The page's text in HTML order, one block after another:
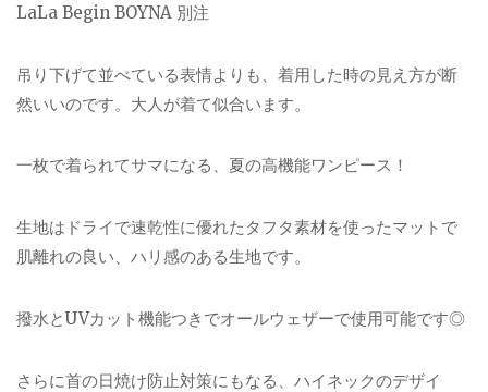
LaLa Begin BOYNA 別注
吊り下げて並べている表情よりも、着用した時の見え方が断
然いいのです。大人が着て似合います。
一枚で着られてサマになる、夏の高機能ワンピース！
生地はドライで速乾性に優れたタフタ素材を使ったマットで
肌離れの良い、ハリ感のある生地です。
撥水とUVカット機能つきでオールウェザーで使用可能です◎
さらに首の日焼け防止対策にもなる、ハイネックのデザイ